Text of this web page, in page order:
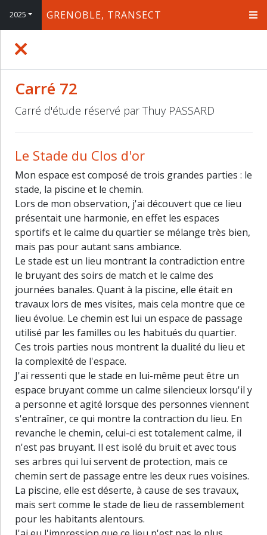
2025 GRENOBLE, TRANSECT
+
30 m
Carré 72
Carré d'étude réservé par Thuy PASSARD
Le Stade du Clos d'or
Mon espace est composé de trois grandes parties : le
stade, la piscine et le chemin.
Lors de mon observation, j'ai découvert que ce lieu
présentait une harmonie, en effet les espaces
sportifs et le calme du quartier se mélange très bien,
mais pas pour autant sans ambiance.
Le stade est un lieu montrant la contradiction entre
le bruyant des soirs de match et le calme des
journées banales. Quant à la piscine, elle était en
travaux lors de mes visites, mais cela montre que ce
lieu évolue. Le chemin est lui un espace de passage
utilisé par les familles ou les habitués du quartier.
Ces trois parties nous montrent la dualité du lieu et
la complexité de l'espace.
J'ai ressenti que le stade en lui-même peut être un
espace bruyant comme un calme silencieux lorsqu'il y
a personne et agité lorsque des personnes viennent
s'entraîner, ce qui montre la contraction du lieu. En
revanche le chemin, celui-ci est totalement calme, il
n'est pas bruyant. Il est isolé du bruit et avec tous
ses arbres qui lui servent de protection, mais ce
chemin sert de passage entre les deux rues voisines.
La piscine, elle est déserte, à cause de ses travaux,
mais sert comme le stade de lieu de rassemblement
pour les habitants alentours.